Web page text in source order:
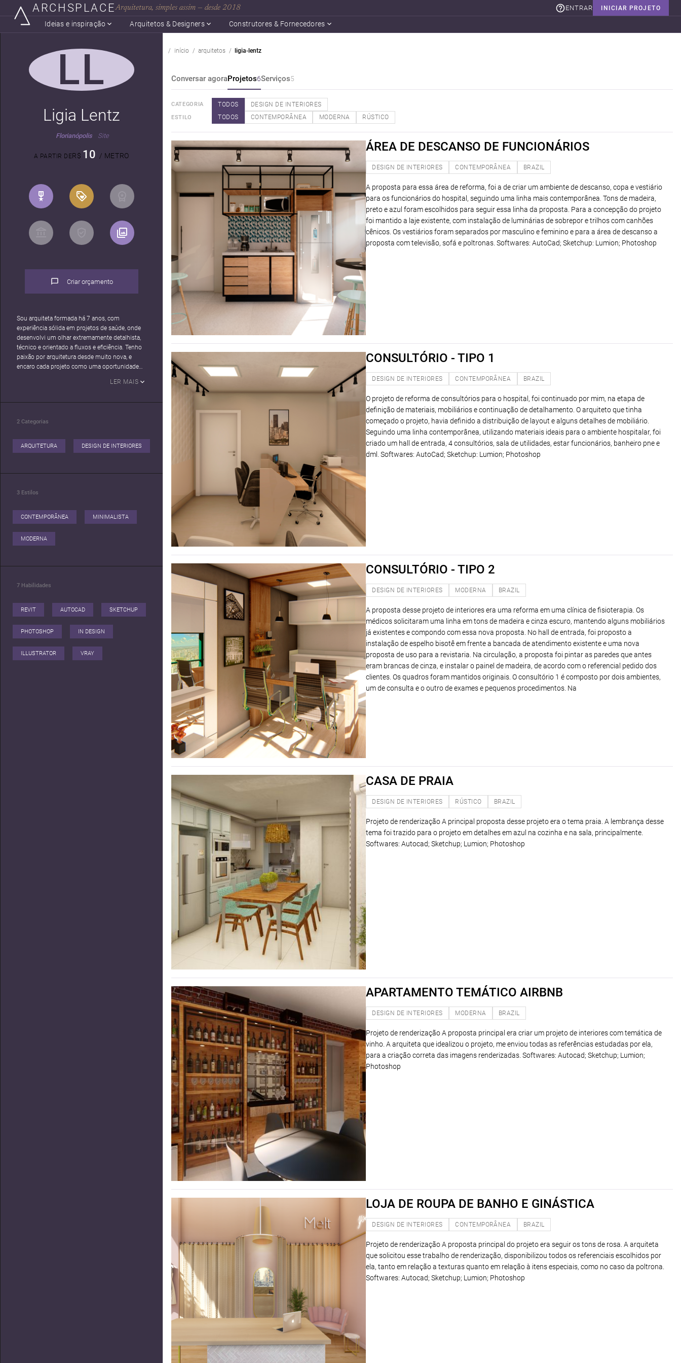
ARCHSPLACEArquitetura, simples assim — desde 2018 INICIAR PROJETO
ENTRAR
Ideias e inspiração Arquitetos & Designers Construtores & Fornecedores
LL
Ligia Lentz
Florianópolis Site
A PARTIR DER$ 10 / METRO
Criar orçamento
Sou arquiteta formada há 7 anos, com
experiência sólida em projetos de saúde, onde
desenvolvi um olhar extremamente detalhista,
técnico e orientado a fluxos e eficiência. Tenho
paixão por arquitetura desde muito nova, e
encaro cada projeto como uma oportunidade
pensadas. Meu foco é sempre entregar
LER MAIS
2 Categorias
ARQUITETURA DESIGN DE INTERIORES
3 Estilos
CONTEMPORÂNEA MINIMALISTA
MODERNA
7 Habilidades
REVIT AUTOCAD SKETCHUP
PHOTOSHOP IN DESIGN
ILLUSTRATOR VRAY
início arquitetos ligia-lentz
Conversar agoraProjetos6Serviços5
CATEGORIA TODOS DESIGN DE INTERIORES
ESTILO TODOS CONTEMPORÂNEA MODERNA RÚSTICO
ÁREA DE DESCANSO DE FUNCIONÁRIOS
DESIGN DE INTERIORES CONTEMPORÂNEA BRAZIL
A proposta para essa área de reforma, foi a de criar um ambiente de descanso, copa e vestiário
para os funcionários do hospital, seguindo uma linha mais contemporânea. Tons de madeira,
preto e azul foram escolhidos para seguir essa linha da proposta. Para a concepção do projeto
foi mantido a laje existente, com instalação de luminárias de sobrepor e trilhos com canhões
cênicos. Os vestiários foram separados por masculino e feminino e para a área de descanso a
proposta com televisão, sofá e poltronas. Softwares: AutoCad; Sketchup: Lumion; Photoshop
CONSULTÓRIO - TIPO 1
DESIGN DE INTERIORES CONTEMPORÂNEA BRAZIL
O projeto de reforma de consultórios para o hospital, foi continuado por mim, na etapa de
definição de materiais, mobiliários e continuação de detalhamento. O arquiteto que tinha
começado o projeto, havia definido a distribuição de layout e alguns detalhes de mobiliário.
Seguindo uma linha contemporânea, utilizando materiais ideais para o ambiente hospitalar, foi
criado um hall de entrada, 4 consultórios, sala de utilidades, estar funcionários, banheiro pne e
dml. Softwares: AutoCad; Sketchup: Lumion; Photoshop
CONSULTÓRIO - TIPO 2
DESIGN DE INTERIORES MODERNA BRAZIL
A proposta desse projeto de interiores era uma reforma em uma clínica de fisioterapia. Os
médicos solicitaram uma linha em tons de madeira e cinza escuro, mantendo alguns mobiliários
já existentes e compondo com essa nova proposta. No hall de entrada, foi proposto a
instalação de espelho bisotê em frente a bancada de atendimento existente e uma nova
proposta de uso para a revistaria. Na circulação, a proposta foi pintar as paredes que antes
eram brancas de cinza, e instalar o painel de madeira, de acordo com o referencial pedido dos
clientes. Os quadros foram mantidos originais. O consultório 1 é composto por dois ambientes,
um de consulta e o outro de exames e pequenos procedimentos. Na
CASA DE PRAIA
DESIGN DE INTERIORES RÚSTICO BRAZIL
Projeto de renderização A principal proposta desse projeto era o tema praia. A lembrança desse
tema foi trazido para o projeto em detalhes em azul na cozinha e na sala, principalmente.
Softwares: Autocad; Sketchup; Lumion; Photoshop
APARTAMENTO TEMÁTICO AIRBNB
DESIGN DE INTERIORES MODERNA BRAZIL
Projeto de renderização A proposta principal era criar um projeto de interiores com temática de
vinho. A arquiteta que idealizou o projeto, me enviou todas as referências estudadas por ela,
para a criação correta das imagens renderizadas. Softwares: Autocad; Sketchup; Lumion;
Photoshop
LOJA DE ROUPA DE BANHO E GINÁSTICA
DESIGN DE INTERIORES CONTEMPORÂNEA BRAZIL
Projeto de renderização A proposta principal do projeto era seguir os tons de rosa. A arquiteta
que solicitou esse trabalho de renderização, disponibilizou todos os referenciais escolhidos por
ela, tanto em relação a texturas quanto em relação à itens especiais, como no caso da poltrona.
Softwares: Autocad; Sketchup; Lumion; Photoshop